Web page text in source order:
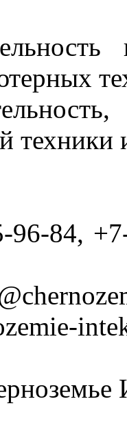
84,